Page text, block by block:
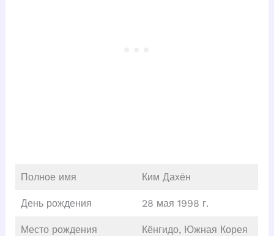
Полное имя Ким Дахён
День рождения 28 мая 1998 г.
Место рождения Кёнгидо, Южная Корея